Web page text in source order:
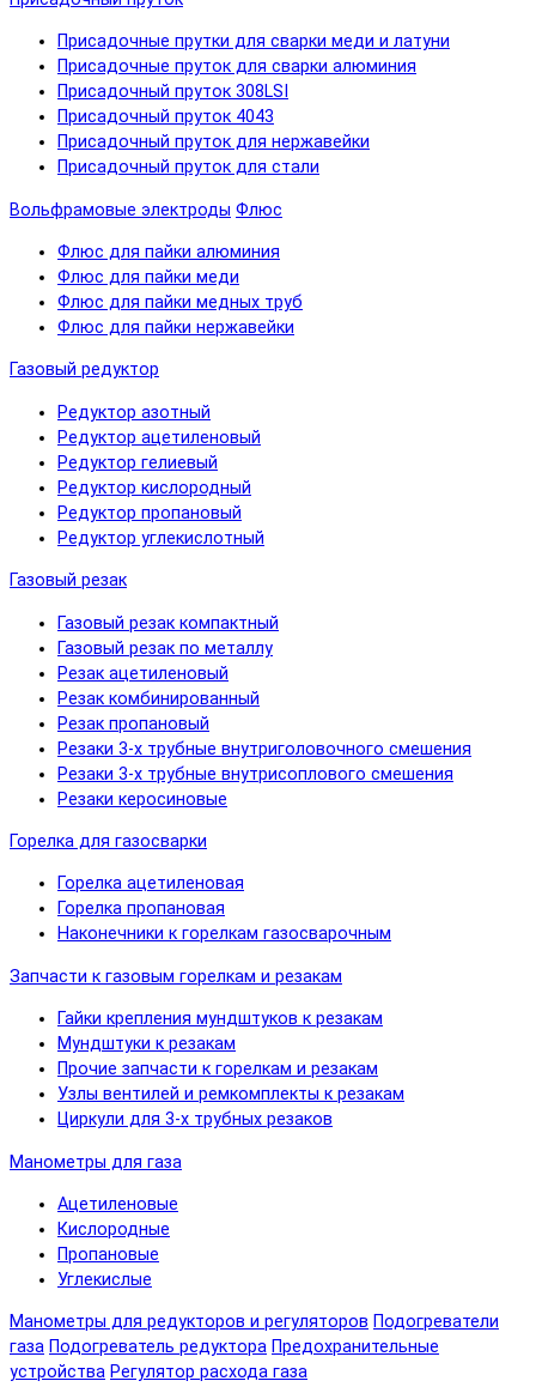
Присадочные прутки для сварки меди и латуни
Присадочные пруток для сварки алюминия
Присадочный пруток 308LSI
Присадочный пруток 4043
Присадочный пруток для нержавейки
Присадочный пруток для стали
Вольфрамовые электроды Флюс
Флюс для пайки алюминия
Флюс для пайки меди
Флюс для пайки медных труб
Флюс для пайки нержавейки
Газовый редуктор
Редуктор азотный
Редуктор ацетиленовый
Редуктор гелиевый
Редуктор кислородный
Редуктор пропановый
Редуктор углекислотный
Газовый резак
Газовый резак компактный
Газовый резак по металлу
Резак ацетиленовый
Резак комбинированный
Резак пропановый
Резаки 3-х трубные внутриголовочного смешения
Резаки 3-х трубные внутрисоплового смешения
Резаки керосиновые
Горелка для газосварки
Горелка ацетиленовая
Горелка пропановая
Наконечники к горелкам газосварочным
Запчасти к газовым горелкам и резакам
Гайки крепления мундштуков к резакам
Мундштуки к резакам
Прочие запчасти к горелкам и резакам
Узлы вентилей и ремкомплекты к резакам
Циркули для 3-х трубных резаков
Манометры для газа
Ацетиленовые
Кислородные
Пропановые
Углекислые
Манометры для редукторов и регуляторов Подогреватели
газа Подогреватель редуктора Предохранительные
устройства Регулятор расхода газа